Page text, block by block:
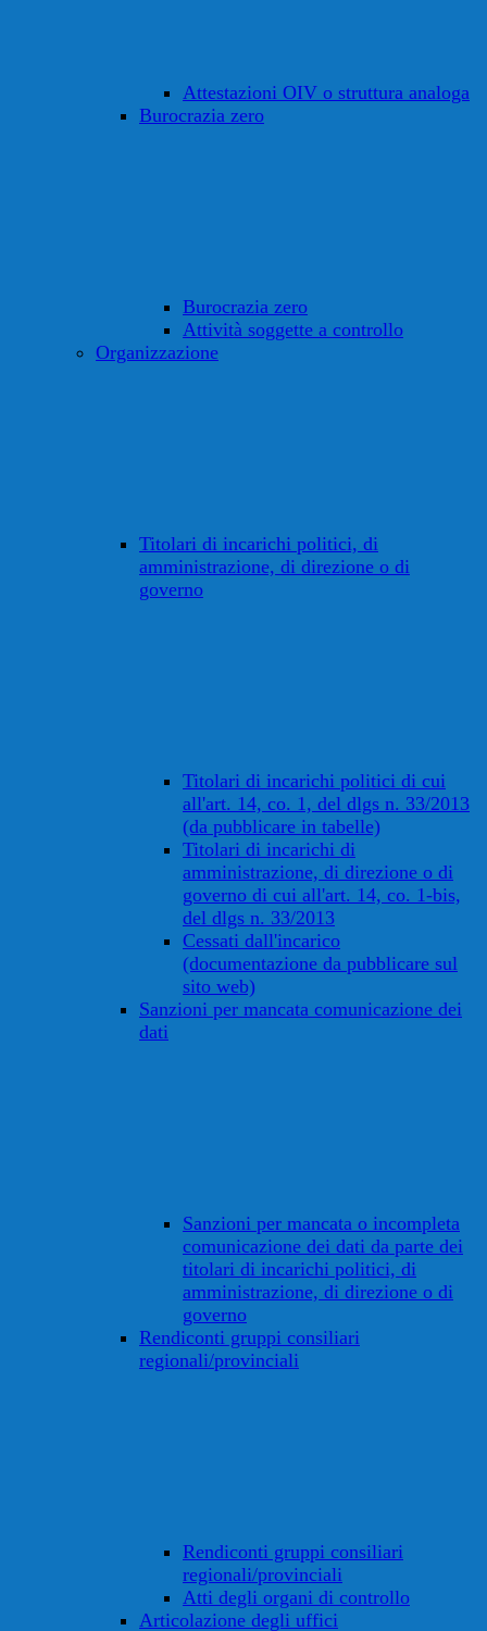
Attestazioni OIV o struttura analoga
Burocrazia zero
Burocrazia zero
Attività soggette a controllo
Organizzazione
Titolari di incarichi politici, di
amministrazione, di direzione o di
governo
Titolari di incarichi politici di cui
all'art. 14, co. 1, del dlgs n. 33/2013
(da pubblicare in tabelle)
Titolari di incarichi di
amministrazione, di direzione o di
governo di cui all'art. 14, co. 1-bis,
del dlgs n. 33/2013
Cessati dall'incarico
(documentazione da pubblicare sul
sito web)
Sanzioni per mancata comunicazione dei
dati
Sanzioni per mancata o incompleta
comunicazione dei dati da parte dei
titolari di incarichi politici, di
amministrazione, di direzione o di
governo
Rendiconti gruppi consiliari
regionali/provinciali
Rendiconti gruppi consiliari
regionali/provinciali
Atti degli organi di controllo
Articolazione degli uffici